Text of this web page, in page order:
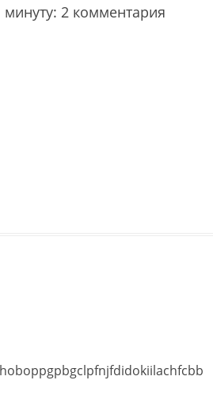
минуту: 2 комментария